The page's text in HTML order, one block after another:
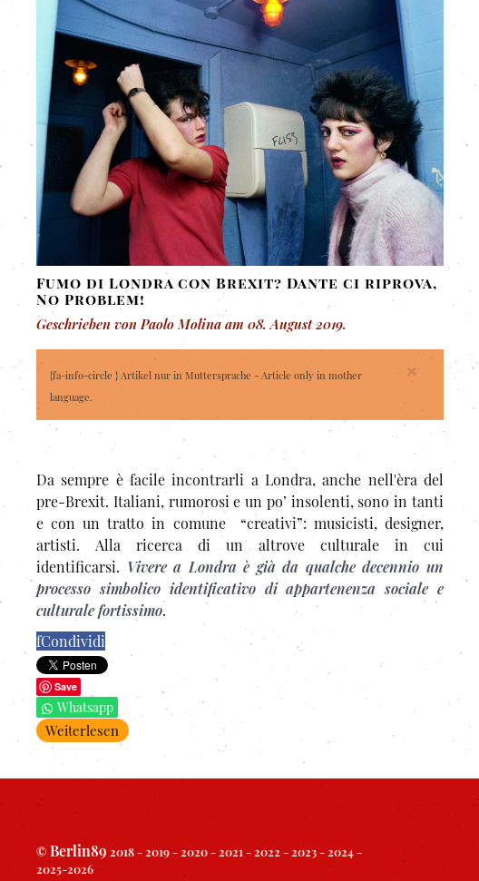
Fumo di Londra con Brexit? Dante ci riprova,
No Problem!
Geschrieben von Paolo Molina am 08. August 2019.
×
{fa-info-circle } Artikel nur in Muttersprache - Article only in mother
language.
Da sempre è facile incontrarli a Londra, anche nell'èra del
pre-Brexit. Italiani, rumorosi e un po’ insolenti, sono in tanti
e con un tratto in comune “creativi”: musicisti, designer,
artisti. Alla ricerca di un altrove culturale in cui
identificarsi. Vivere a Londra è già da qualche decennio un
processo simbolico identificativo di appartenenza sociale e
culturale fortissimo.
fCondividi
Save
Whatsapp
Weiterlesen
© Berlin89 2018 - 2019 - 2020 - 2021 - 2022 - 2023 - 2024 -
2025-2026